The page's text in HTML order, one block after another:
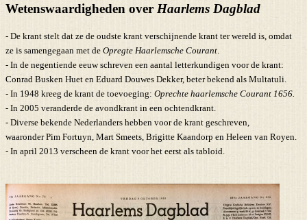
Wetenswaardigheden over Haarlems Dagblad
- De krant stelt dat ze de oudste krant verschijnende krant ter wereld is, omdat
ze is samengegaan met de Opregte Haarlemsche Courant.
- In de negentiende eeuw schreven een aantal letterkundigen voor de krant:
Conrad Busken Huet en Eduard Douwes Dekker, beter bekend als Multatuli.
- In 1948 kreeg de krant de toevoeging: Oprechte haarlemsche Courant 1656.
- In 2005 veranderde de avondkrant in een ochtendkrant.
- Diverse bekende Nederlanders hebben voor de krant geschreven,
waaronder Pim Fortuyn, Mart Smeets, Brigitte Kaandorp en Heleen van Royen.
- In april 2013 verscheen de krant voor het eerst als tabloid.